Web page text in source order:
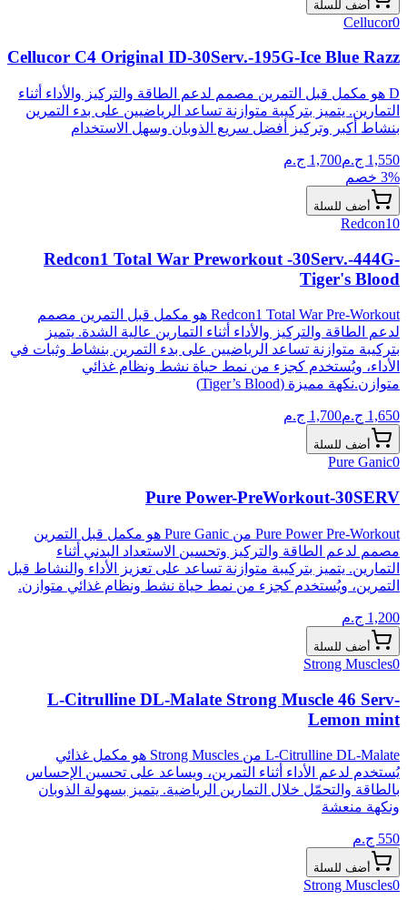
أضف للسلة
Cellucor0
Cellucor C4 Original ID-30Serv.-195G-Ice Blue Razz
D هو مكمل قبل التمرين مصمم لدعم الطاقة والتركيز والأداء أثناء
التمارين. يتميز بتركيبة متوازنة تساعد الرياضيين على بدء التمرين
بنشاط أكبر وتركيز أفضل سريع الذوبان وسهل الاستخدام
1,550 ج.م1,700 ج.م
3% خصم
أضف للسلة
Redcon10
Redcon1 Total War Preworkout -30Serv.-444G-
Tiger's Blood
Redcon1 Total War Pre-Workout هو مكمل قبل التمرين مصمم
لدعم الطاقة والتركيز والأداء أثناء التمارين عالية الشدة. يتميز
بتركيبة متوازنة تساعد الرياضيين على بدء التمرين بنشاط وثبات في
الأداء، ويُستخدم كجزء من نمط حياة نشط ونظام غذائي
متوازن.نكهة مميزة (Tiger’s Blood)
1,650 ج.م1,700 ج.م
أضف للسلة
Pure Ganic0
Pure Power-PreWorkout-30SERV
Pure Power Pre-Workout من Pure Ganic هو مكمل قبل التمرين
مصمم لدعم الطاقة والتركيز وتحسين الاستعداد البدني أثناء
التمارين. يتميز بتركيبة متوازنة تساعد على تعزيز الأداء والنشاط قبل
التمرين، ويُستخدم كجزء من نمط حياة نشط ونظام غذائي متوازن.
1,200 ج.م
أضف للسلة
Strong Muscles0
L-Citrulline DL-Malate Strong Muscle 46 Serv-
Lemon mint
L-Citrulline DL-Malate من Strong Muscles هو مكمل غذائي
يُستخدم لدعم الأداء أثناء التمرين، ويساعد على تحسين الإحساس
بالطاقة والتحمّل خلال التمارين الرياضية. يتميز بسهولة الذوبان
ونكهة منعشة
550 ج.م
أضف للسلة
Strong Muscles0